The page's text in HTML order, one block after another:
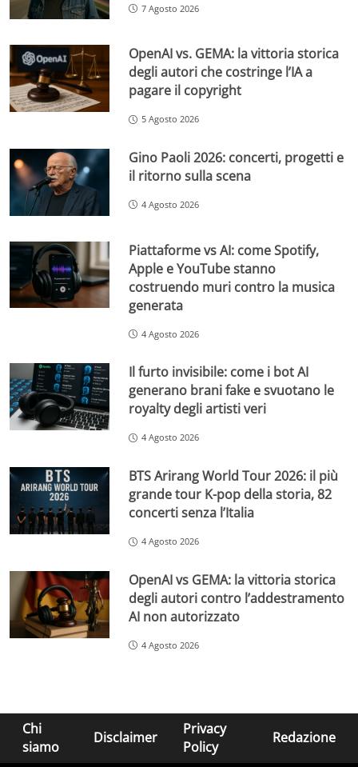
7 Agosto 2026
OpenAI vs. GEMA: la vittoria storica
degli autori che costringe l’IA a
pagare il copyright
5 Agosto 2026
Gino Paoli 2026: concerti, progetti e
il ritorno sulla scena
4 Agosto 2026
Piattaforme vs AI: come Spotify,
Apple e YouTube stanno
costruendo muri contro la musica
generata
4 Agosto 2026
Il furto invisibile: come i bot AI
generano brani fake e svuotano le
royalty degli artisti veri
4 Agosto 2026
BTS Arirang World Tour 2026: il più
grande tour K-pop della storia, 82
concerti senza l’Italia
4 Agosto 2026
OpenAI vs GEMA: la vittoria storica
degli autori contro l’addestramento
AI non autorizzato
4 Agosto 2026
Chi
siamo
Disclaimer
Privacy
Policy
Redazione